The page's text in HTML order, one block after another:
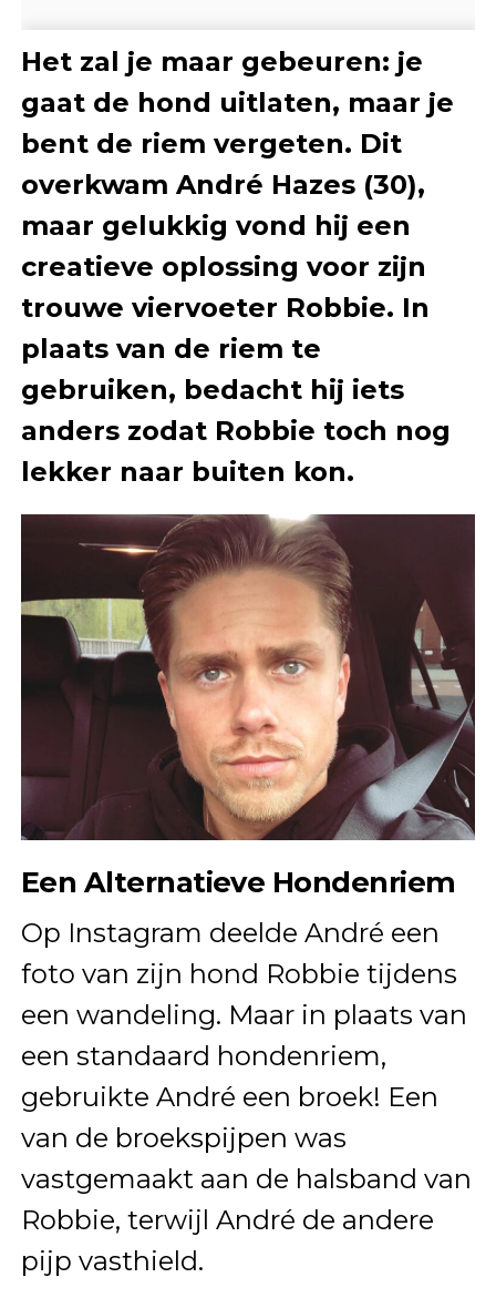
Het zal je maar gebeuren: je
gaat de hond uitlaten, maar je
bent de riem vergeten. Dit
overkwam André Hazes (30),
maar gelukkig vond hij een
creatieve oplossing voor zijn
trouwe viervoeter Robbie. In
plaats van de riem te
gebruiken, bedacht hij iets
anders zodat Robbie toch nog
lekker naar buiten kon.
Een Alternatieve Hondenriem
Op Instagram deelde André een
foto van zijn hond Robbie tijdens
een wandeling. Maar in plaats van
een standaard hondenriem,
gebruikte André een broek! Een
van de broekspijpen was
vastgemaakt aan de halsband van
Robbie, terwijl André de andere
pijp vasthield.